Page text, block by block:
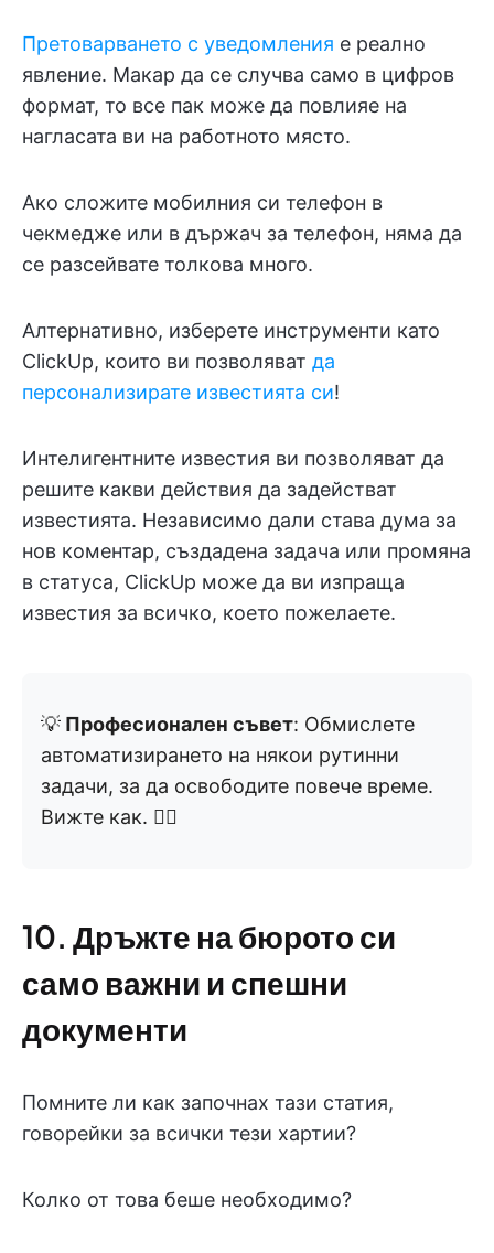
Претоварването с уведомления е реално
явление. Макар да се случва само в цифров
формат, то все пак може да повлияе на
нагласата ви на работното място.
Ако сложите мобилния си телефон в
чекмедже или в държач за телефон, няма да
се разсейвате толкова много.
Алтернативно, изберете инструменти като
ClickUp, които ви позволяват да
персонализирате известията си!
Интелигентните известия ви позволяват да
решите какви действия да задействат
известията. Независимо дали става дума за
нов коментар, създадена задача или промяна
в статуса, ClickUp може да ви изпраща
известия за всичко, което пожелаете.
💡 Професионален съвет: Обмислете
автоматизирането на някои рутинни
задачи, за да освободите повече време.
Вижте как. 👇🏼
10. Дръжте на бюрото си
само важни и спешни
документи
Помните ли как започнах тази статия,
говорейки за всички тези хартии?
Колко от това беше необходимо?